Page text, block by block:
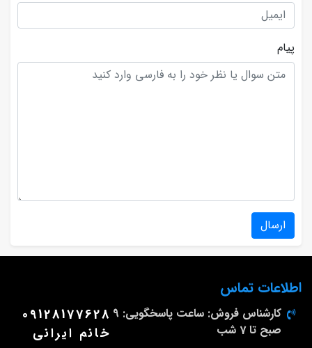
پیام
ارسال
اطلاعات تماس
کارشناس فروش: ساعت پاسخگویی: 9
صبح تا 7 شب
09128177628
خانم ایرانی